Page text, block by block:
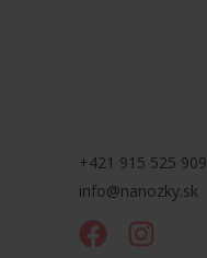
+421 915 525 909
info@nanozky.sk